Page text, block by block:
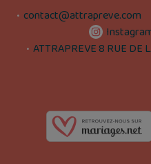
contact@attrapreve.com
ATTRAPREVE 8 RUE DE